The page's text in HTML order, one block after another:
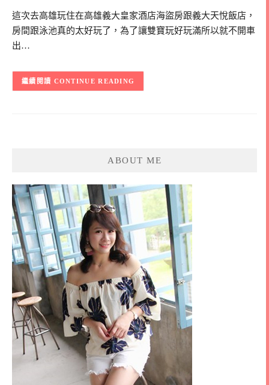
這次去高雄玩住在高雄義大皇家酒店海盜房跟義大天悅飯店，
房間跟泳池真的太好玩了，為了讓雙寶玩好玩滿所以就不開車
出…
CONTINUE READING
ABOUT ME